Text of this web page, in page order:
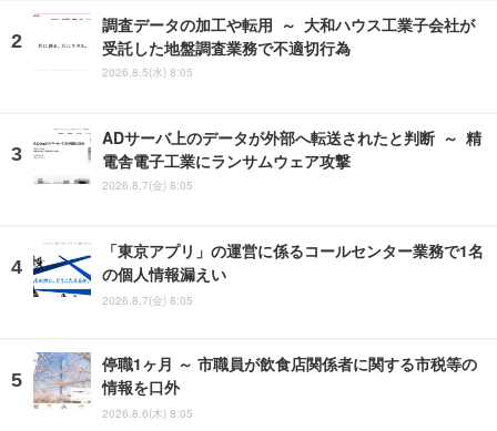
調査データの加工や転用 ～ 大和ハウス工業子会社が
受託した地盤調査業務で不適切行為
2026.8.5(水) 8:05
ADサーバ上のデータが外部へ転送されたと判断 ～ 精
電舎電子工業にランサムウェア攻撃
2026.8.7(金) 8:05
「東京アプリ」の運営に係るコールセンター業務で1名
の個人情報漏えい
2026.8.7(金) 8:05
停職1ヶ月 ～ 市職員が飲食店関係者に関する市税等の
情報を口外
2026.8.6(木) 8:05